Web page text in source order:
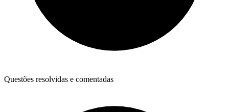
Questões resolvidas e comentadas